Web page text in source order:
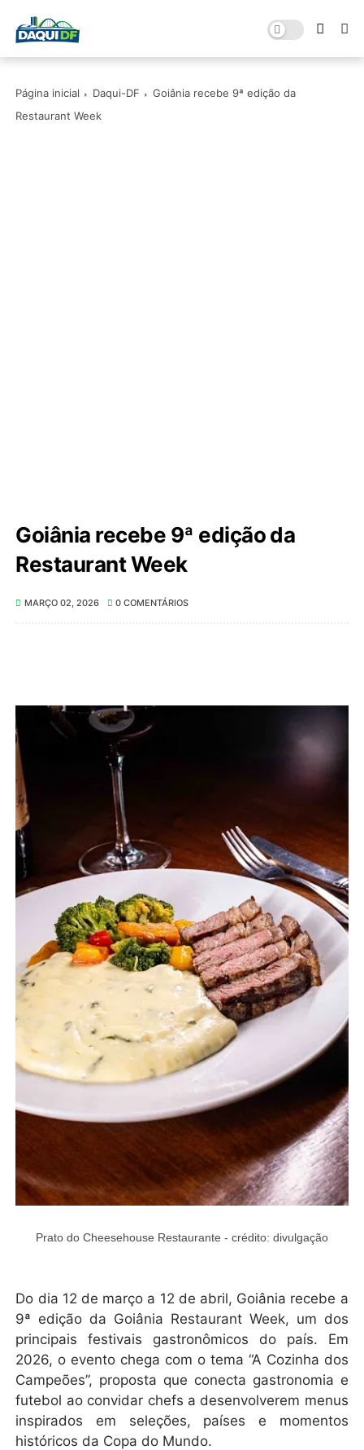
Página inicial Daqui-DF
Goiânia recebe 9ª edição da
Restaurant Week
Goiânia recebe 9ª edição da
Restaurant Week
MARÇO 02, 2026 0 COMENTÁRIOS
Prato do Cheesehouse Restaurante - crédito: divulgação
Do dia 12 de março a 12 de abril, Goiânia recebe a
9ª edição da Goiânia Restaurant Week, um dos
principais festivais gastronômicos do país. Em
2026, o evento chega com o tema “A Cozinha dos
Campeões”, proposta que conecta gastronomia e
futebol ao convidar chefs a desenvolverem menus
inspirados em seleções, países e momentos
históricos da Copa do Mundo.